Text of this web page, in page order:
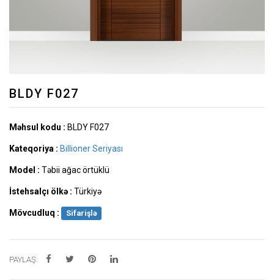
BLDY F027
Məhsul kodu : BLDY F027
Kateqoriya : Billioner Seriyası
Model : Təbii ağac örtüklü
İstehsalçı ölkə : Türkiyə
Mövcudluq : Sifarişlə
PAYLAŞ: